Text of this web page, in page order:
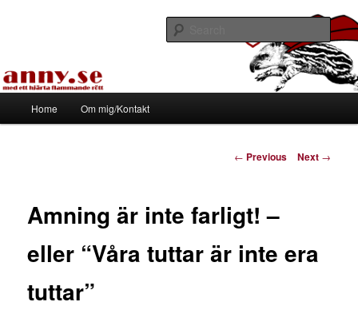
Tapirhen
Home Om mig/Kontakt
Post
← Previous Next →
Amning är inte farligt! –
eller “Våra tuttar är inte era
tuttar”